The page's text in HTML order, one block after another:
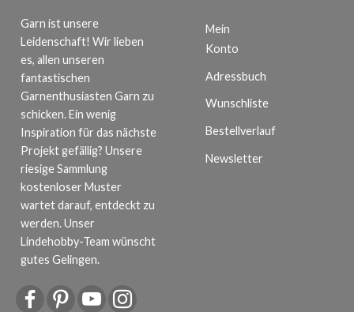
Garn ist unsere
Leidenschaft! Wir lieben
es, allen unseren
fantastischen
Garnenthusiasten Garn zu
schicken. Ein wenig
Inspiration für das nächste
Projekt gefällig? Unsere
riesige Sammlung
kostenloser Muster
wartet darauf, entdeckt zu
werden. Unser
Lindehobby-Team wünscht
gutes Gelingen.
Mein
Konto
Adressbuch
Wunschliste
Bestellverlauf
Newsletter